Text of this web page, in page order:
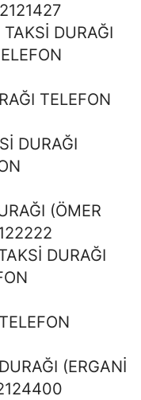
DURAĞI
TELEFON
DURAĞI
(ÖMER
DURAĞI
(ERGANİ